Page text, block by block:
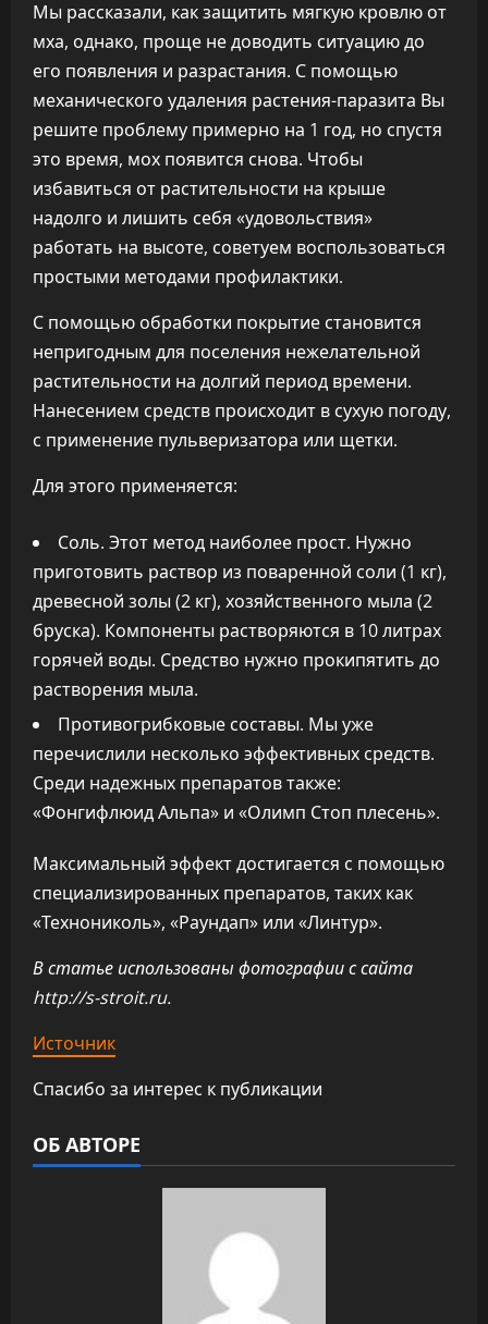
Мы рассказали, как защитить мягкую кровлю от
мха, однако, проще не доводить ситуацию до
его появления и разрастания. С помощью
механического удаления растения-паразита Вы
решите проблему примерно на 1 год, но спустя
это время, мох появится снова. Чтобы
избавиться от растительности на крыше
надолго и лишить себя «удовольствия»
работать на высоте, советуем воспользоваться
простыми методами профилактики.
С помощью обработки покрытие становится
непригодным для поселения нежелательной
растительности на долгий период времени.
Нанесением средств происходит в сухую погоду,
с применение пульверизатора или щетки.
Для этого применяется:
Соль. Этот метод наиболее прост. Нужно
приготовить раствор из поваренной соли (1 кг),
древесной золы (2 кг), хозяйственного мыла (2
бруска). Компоненты растворяются в 10 литрах
горячей воды. Средство нужно прокипятить до
растворения мыла.
Противогрибковые составы. Мы уже
перечислили несколько эффективных средств.
Среди надежных препаратов также:
«Фонгифлюид Альпа» и «Олимп Стоп плесень».
Максимальный эффект достигается с помощью
специализированных препаратов, таких как
«Технониколь», «Раундап» или «Линтур».
В статье использованы фотографии с сайта
http://s-stroit.ru.
Источник
Спасибо за интерес к публикации
ОБ АВТОРЕ